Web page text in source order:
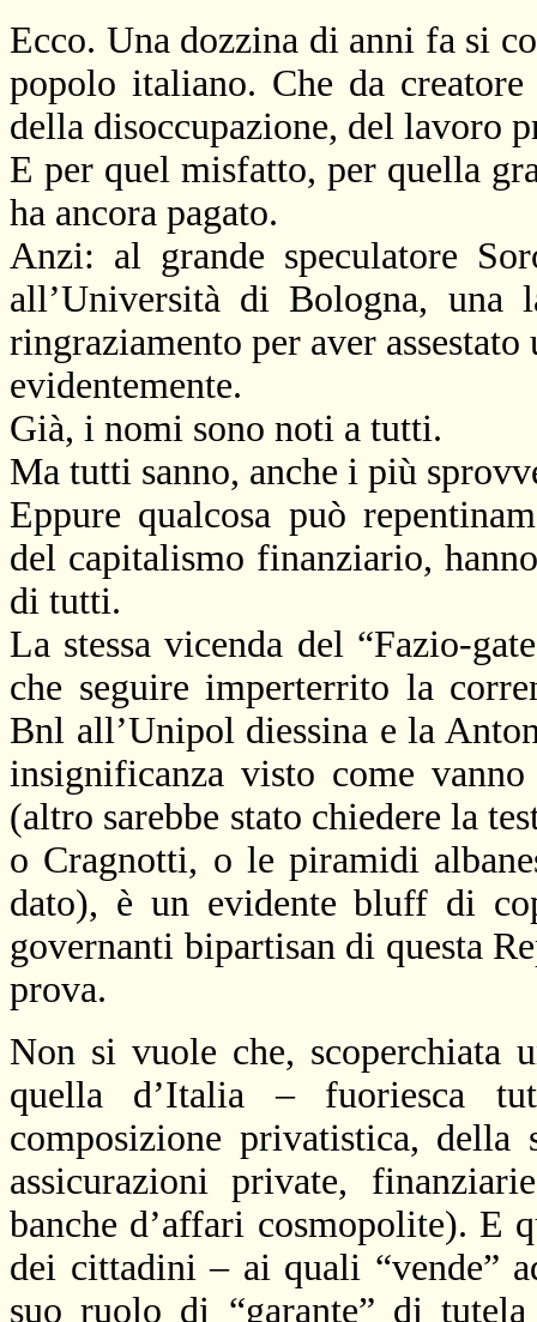
Ecco. Una dozzina di anni fa si
popolo italiano. Che da
della disoccupazione, del lavoro
E per quel misfatto, per quella
ha ancora pagato.
Anzi: al grande speculatore
all’Università di Bologna, una
ringraziamento per aver
evidentemente.
Già, i nomi sono noti a tutti.
Ma tutti sanno, anche i più
Eppure qualcosa può
del capitalismo finanziario,
di tutti.
La stessa vicenda del “Fazio-
che seguire imperterrito la
Bnl all’Unipol diessina ela
insignificanza visto come
(altro sarebbe stato chiedere la
o Cragnotti, o le piramidi
dato), è un evidente bluff di
governanti bipartisan di questa
prova.
Non si vuole che, scoperchiata
quella d’Italia – fuoriesca
composizione privatistica, della
assicurazioni private,
banche d’affari cosmopolite). E
dei cittadini – ai quali “vende”
suo ruolo di “garante” di